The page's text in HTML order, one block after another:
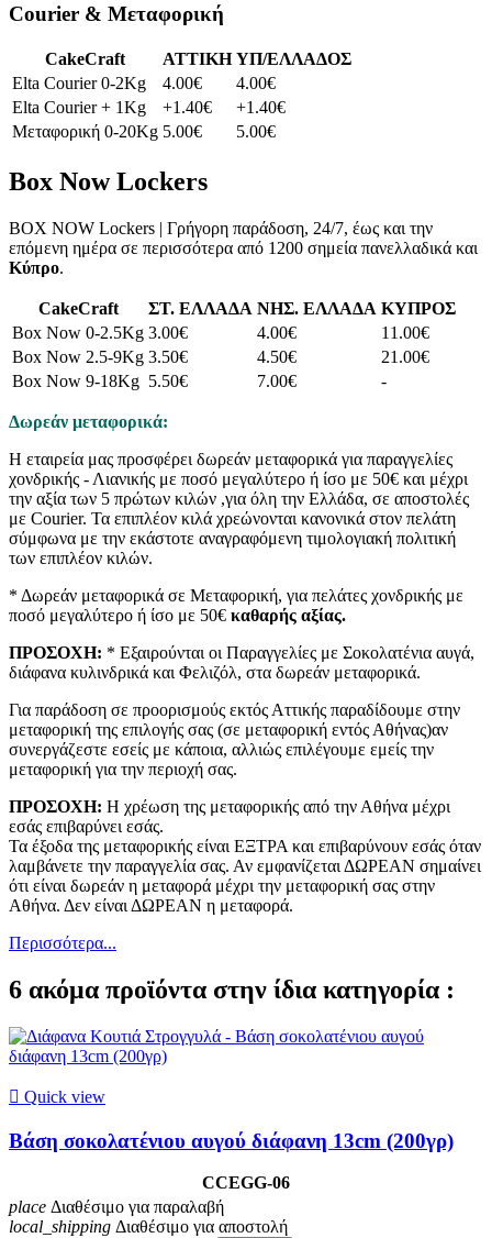
Courier & Μεταφορική
CakeCraft ATTIKH ΥΠ/ΕΛΛΑΔΟΣ
Elta Courier 0-2Kg
4.00€
4.00€
Elta Courier + 1Kg
+1.40€
+1.40€
Μεταφορική 0-20Kg 5.00€ 5.00€
Box Now Lockers
BOX NOW Lockers | Γρήγορη παράδοση, 24/7, έως και την
επόμενη ημέρα σε περισσότερα από 1200 σημεία πανελλαδικά και
Κύπρο.
CakeCraft ΣΤ. ΕΛΛΑΔΑ ΝΗΣ. ΕΛΛΑΔΑ ΚΥΠΡΟΣ
Box Now 0-2.5Kg 3.00€ 4.00€
11.00€
Box Now 2.5-9Kg 3.50€ 4.50€
21.00€
Box Now 9-18Kg 5.50€ 7.00€ -
Δωρεάν μεταφορικά:
Η εταιρεία μας προσφέρει δωρεάν μεταφορικά για παραγγελίες
χονδρικής - Λιανικής με ποσό μεγαλύτερο ή ίσο με 50€ και μέχρι
την αξία των 5 πρώτων κιλών ,για όλη την Ελλάδα, σε αποστολές
με Courier. Τα επιπλέον κιλά χρεώνονται κανονικά στον πελάτη
σύμφωνα με την εκάστοτε αναγραφόμενη τιμολογιακή πολιτική
των επιπλέον κιλών.
* Δωρεάν μεταφορικά σε Μεταφορική, για πελάτες χονδρικής με
ποσό μεγαλύτερο ή ίσο με 50€ καθαρής αξίας.
ΠΡΟΣΟΧΗ: * Εξαιρούνται οι Παραγγελίες με Σοκολατένια αυγά,
διάφανα κυλινδρικά και Φελιζόλ, στα δωρεάν μεταφορικά.
Για παράδοση σε προορισμούς εκτός Αττικής παραδίδουμε στην
μεταφορική της επιλογής σας (σε μεταφορική εντός Αθήνας)αν
συνεργάζεστε εσείς με κάποια, αλλιώς επιλέγουμε εμείς την
μεταφορική για την περιοχή σας.
ΠΡΟΣΟΧΗ: Η χρέωση της μεταφορικής από την Αθήνα μέχρι
εσάς επιβαρύνει εσάς.
Τα έξοδα της μεταφορικής είναι ΕΞΤΡΑ και επιβαρύνουν εσάς όταν
λαμβάνετε την παραγγελία σας. Αν εμφανίζεται ΔΩΡΕΑΝ σημαίνει
ότι είναι δωρεάν η μεταφορά μέχρι την μεταφορική σας στην
Αθήνα. Δεν είναι ΔΩΡΕΑΝ η μεταφορά.
Περισσότερα...
6 ακόμα προϊόντα στην ίδια κατηγορία :
 Quick view
Βάση σοκολατένιου αυγού διάφανη 13cm (200γρ)
CCEGG-06
place Διαθέσιμο για παραλαβή
local_shipping Διαθέσιμο για αποστολή